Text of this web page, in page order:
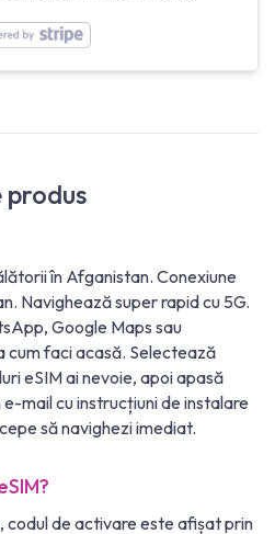
în Afganistan. Conexiune
Navighează super rapid cu 5G.
Google Maps sau
cum faci acasă. Selectează
eSIM ai nevoie, apoi apasă
mail cu instrucțiuni de instalare
să navighezi imediat.
codul de activare este afișat prin